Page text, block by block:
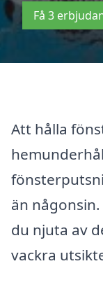
Få 3
Att hålla
än
du njuta av
vackra